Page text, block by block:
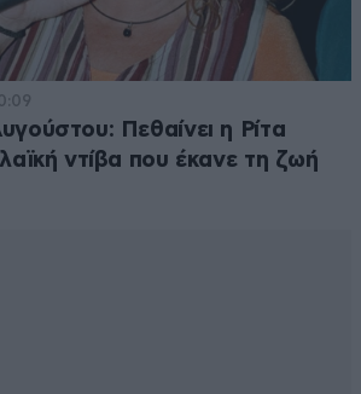
Πεθαίνει η Ρίτα
ντίβα που έκανε τη ζωή